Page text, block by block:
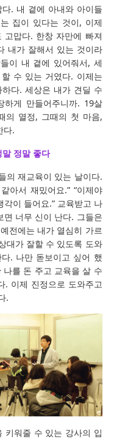
. 내 곁에 아내와 아이들
집이 있다는 것이, 이제
맙다. 한창 자만에 빠져
내가 잘해서 있는 것이라
이 내 곁에 있어줘서, 세
수 있는 거였다. 이제는
다. 세상은 내가 견딜 수
게 만들어주니까. 19살
의 열정, 그때의 첫 마음,
다.
정말 좋다
의 재교육이 있는 날이다.
아서 재밌어요.” “이제야
이 들어요.” 교육받고 나
면 너무 신이 난다. 그들은
전에는 내가 열심히 가르
대가 잘할 수 있도록 도와
. 나만 돋보이고 싶어 했
를 돈 주고 교육을 살 수
. 이제 진정으로 도와주고
.
키워줄 수 있는 강사의 입